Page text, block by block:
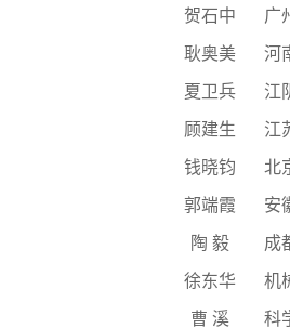
贺石中 广
耿奥美 河
夏卫兵 江
顾建生 江
钱晓钧 北
郭端霞 安
陶 毅 成
徐东华 机
曹 溪 科